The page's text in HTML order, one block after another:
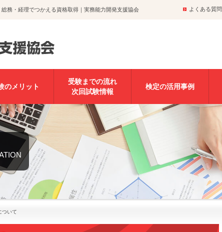
務・経理でつかえる資格取得｜実務能力開発支援協会 よくある質問
のメリット
受験までの流れ
次回試験情報
検定の活用事例
ついて